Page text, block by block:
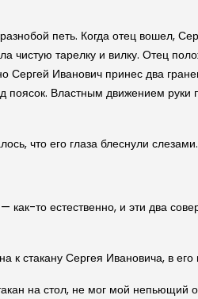
петь. Когда отец вошел,
чистую тарелку и вилку. Отец
Иванович принес два
Властным движением
что его глаза блеснули слезами.
то естественно, и эти два
стакану Сергея Ивановича, в
на стол, не мог мой непьющий